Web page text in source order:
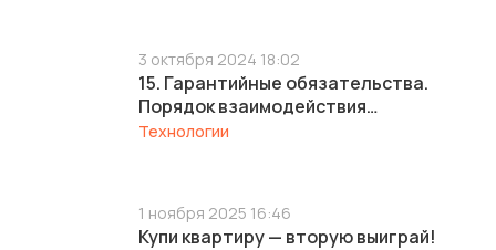
3 октября 2024 18:02
15. Гарантийные обязательства.
Порядок взаимодействия
застройщика и собственника в
корпус 2)
Технологии
1 ноября 2025 16:46
Купи квартиру — вторую выиграй!